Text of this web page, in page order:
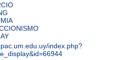
index.php?